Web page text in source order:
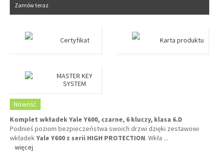
Zamów teraz
Certyfikat Karta produktu
MASTER KEY
SYSTEM
Nowość
Komplet wkładek Yale Y600, czarne, 6 kluczy, klasa 6.D
Podnieś poziom bezpieczeństwa swoich drzwi dzięki zestawowi
wkładekYale Y600 z serii HIGH PROTECTION. Wkła ...
więcej